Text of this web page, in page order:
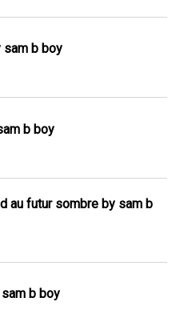
sam b boy
b boy
au futur sombre by sam b
b boy